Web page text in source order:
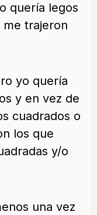
quería legos
trajeron
yo quería
y en vez de
cuadrados o
los que
y/o
una vez